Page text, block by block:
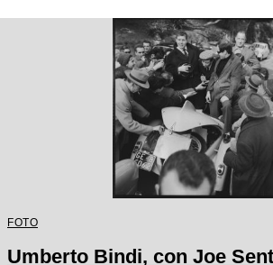
FOTO
Umberto Bindi, con Joe